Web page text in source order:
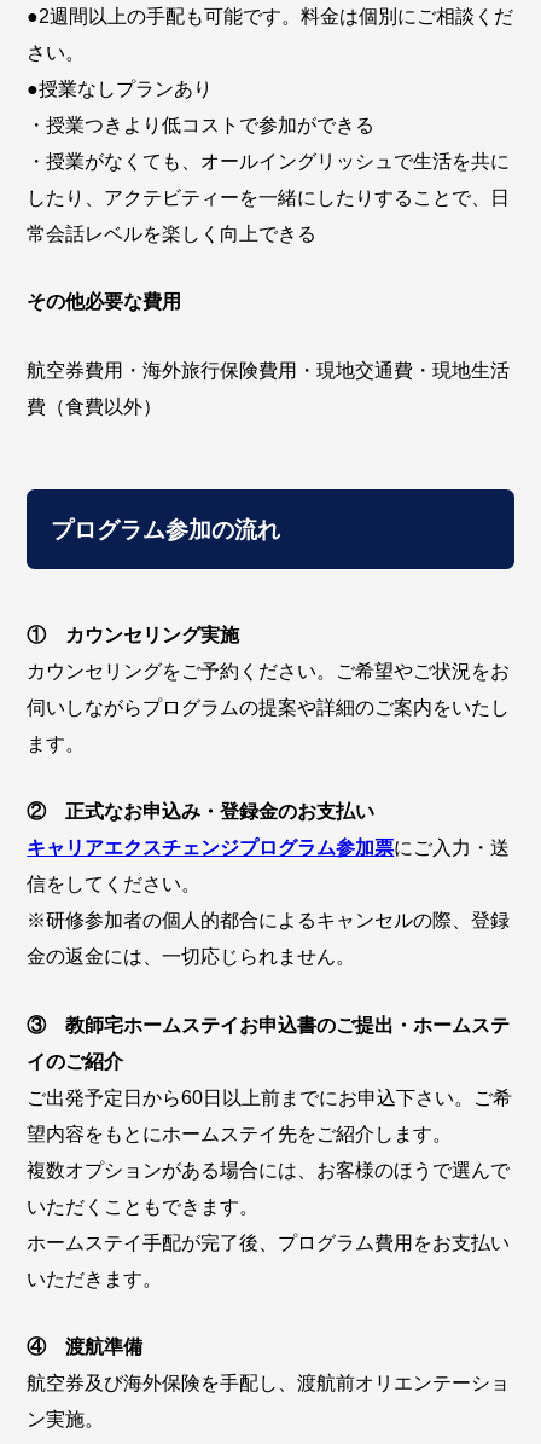
●2週間以上の手配も可能です。料金は個別にご相談くだ
さい。
●授業なしプランあり
・授業つきより低コストで参加ができる
・授業がなくても、オールイングリッシュで生活を共に
したり、アクテビティーを一緒にしたりすることで、日
常会話レベルを楽しく向上できる
その他必要な費用
航空券費用・海外旅行保険費用・現地交通費・現地生活
費（食費以外）
プログラム参加の流れ
① カウンセリング実施
カウンセリングをご予約ください。ご希望やご状況をお
伺いしながらプログラムの提案や詳細のご案内をいたし
ます。
② 正式なお申込み・登録金のお支払い
キャリアエクスチェンジプログラム参加票にご入力・送
信をしてください。
※研修参加者の個人的都合によるキャンセルの際、登録
金の返金には、一切応じられません。
③ 教師宅ホームステイお申込書のご提出・ホームステ
イのご紹介
ご出発予定日から60日以上前までにお申込下さい。ご希
望内容をもとにホームステイ先をご紹介します。
複数オプションがある場合には、お客様のほうで選んで
いただくこともできます。
ホームステイ手配が完了後、プログラム費用をお支払い
いただきます。
④ 渡航準備
航空券及び海外保険を手配し、渡航前オリエンテーショ
ン実施。